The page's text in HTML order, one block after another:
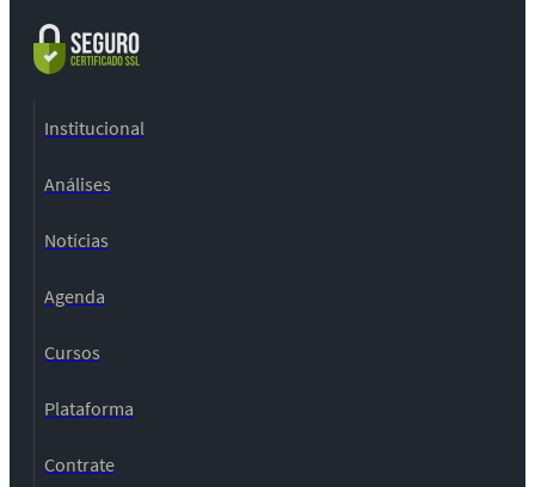
Institucional
Análises
Notícias
Agenda
Cursos
Plataforma
Contrate